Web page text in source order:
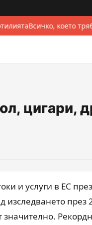
Всичко, което
цигари,
и услуги в ЕС
изследването през
значително.